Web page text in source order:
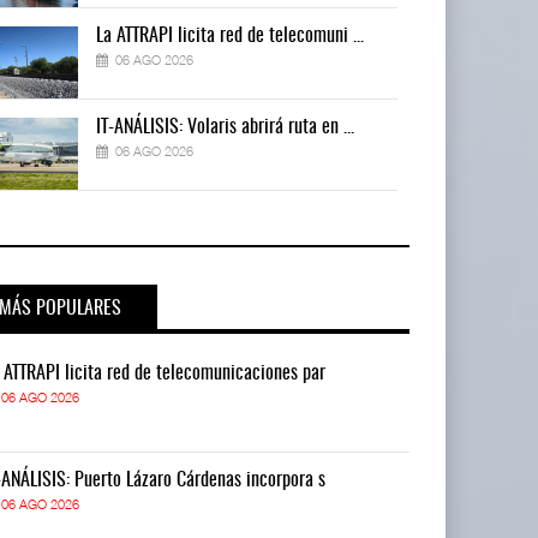
La ATTRAPI licita red de telecomuni ...
06 AGO 2026
IT-ANÁLISIS: Volaris abrirá ruta en ...
06 AGO 2026
MÁS POPULARES
ATTRAPI licita red de telecomunicaciones par
06 AGO 2026
ANÁLISIS: Puerto Lázaro Cárdenas incorpora s
06 AGO 2026